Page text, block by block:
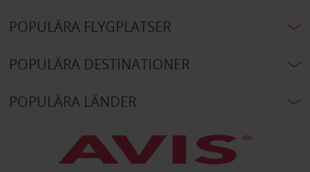
POPULÄRA FLYGPLATSER
POPULÄRA DESTINATIONER
POPULÄRA LÄNDER